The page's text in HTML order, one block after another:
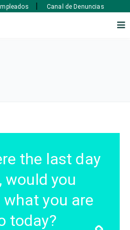
the last day
would you
you are
today?
| Canal de Denuncias